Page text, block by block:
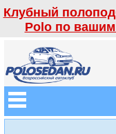
Клубный
Polo по вашим